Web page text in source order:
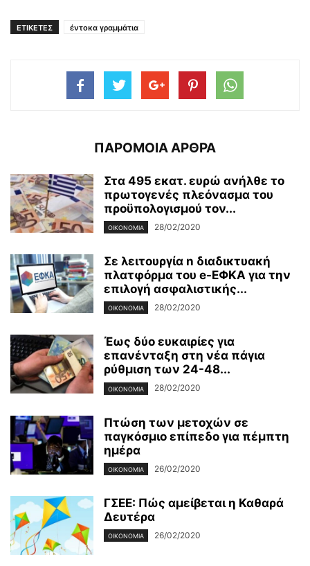
ΕΤΙΚΕΤΕΣ έντοκα γραμμάτια
ΠΑΡΟΜΟΙΑ ΑΡΘΡΑ
Στα 495 εκατ. ευρώ ανήλθε το
πρωτογενές πλεόνασμα του
προϋπολογισμού τον...
ΟΙΚΟΝΟΜΊΑ 28/02/2020
Σε λειτουργία n διαδικτυακή
πλατφόρμα του e-ΕΦΚΑ για την
επιλογή ασφαλιστικής...
ΟΙΚΟΝΟΜΊΑ 28/02/2020
Έως δύο ευκαιρίες για
επανένταξη στη νέα πάγια
ρύθμιση των 24-48...
ΟΙΚΟΝΟΜΊΑ 28/02/2020
Πτώση των μετοχών σε
παγκόσμιο επίπεδο για πέμπτη
ημέρα
ΟΙΚΟΝΟΜΊΑ 26/02/2020
ΓΣΕΕ: Πώς αμείβεται η Καθαρά
Δευτέρα
ΟΙΚΟΝΟΜΊΑ 26/02/2020